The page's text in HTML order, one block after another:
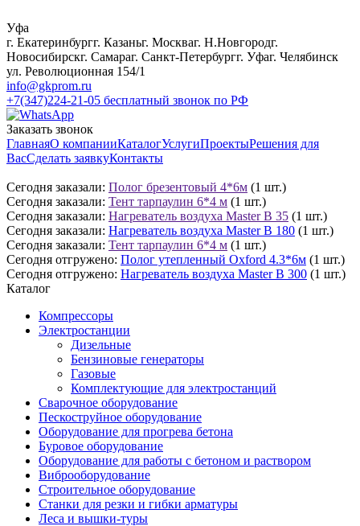
Уфа
г. Екатеринбургг. Казаньг. Москваг. Н.Новгородг.
Новосибирскг. Самараг. Санкт-Петербургг. Уфаг. Челябинск
ул. Революционная 154/1
info@gkprom.ru
+7(347)224-21-05 бесплатный звонок по РФ
Заказать звонок
ГлавнаяО компанииКаталогУслугиПроектыРешения для
ВасСделать заявкуКонтакты
Сегодня заказали: Полог брезентовый 4*6м (1 шт.)
Сегодня заказали: Тент тарпаулин 6*4 м (1 шт.)
Сегодня заказали: Нагреватель воздуха Master B 35 (1 шт.)
Сегодня заказали: Нагреватель воздуха Master B 180 (1 шт.)
Сегодня заказали: Тент тарпаулин 6*4 м (1 шт.)
Сегодня отгружено: Полог утепленный Oxford 4.3*6м (1 шт.)
Сегодня отгружено: Нагреватель воздуха Master B 300 (1 шт.)
Каталог
Компрессоры
Электростанции
Дизельные
Бензиновые генераторы
Газовые
Комплектующие для электростанций
Сварочное оборудование
Пескоструйное оборудование
Оборудование для прогрева бетона
Буровое оборудование
Оборудование для работы с бетоном и раствором
Виброоборудование
Строительное оборудование
Станки для резки и гибки арматуры
Леса и вышки-туры